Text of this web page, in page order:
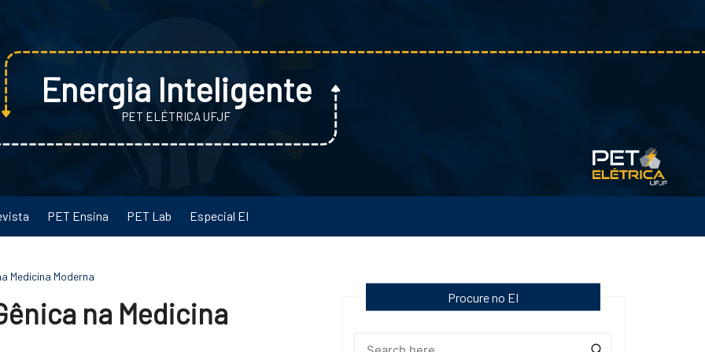
Energia Inteligente
PET ELÉTRICA UFJF
PET Ensina PET Lab Especial EI
Medicina Moderna
na Medicina
Procure no EI